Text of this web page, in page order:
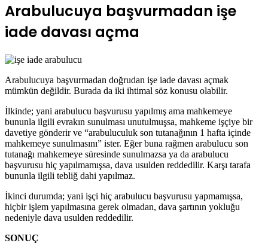
Arabulucuya başvurmadan işe
iade davası açma
Arabulucuya başvurmadan doğrudan işe iade davası açmak
mümkün değildir. Burada da iki ihtimal söz konusu olabilir.
İlkinde; yani arabulucu başvurusu yapılmış ama mahkemeye
bununla ilgili evrakın sunulması unutulmuşsa, mahkeme işçiye bir
davetiye gönderir ve “arabuluculuk son tutanağının 1 hafta içinde
mahkemeye sunulmasını” ister. Eğer buna rağmen arabulucu son
tutanağı mahkemeye süresinde sunulmazsa ya da arabulucu
başvurusu hiç yapılmamışsa, dava usulden reddedilir. Karşı tarafa
bununla ilgili tebliğ dahi yapılmaz.
İkinci durumda; yani işçi hiç arabulucu başvurusu yapmamışsa,
hiçbir işlem yapılmasına gerek olmadan, dava şartının yokluğu
nedeniyle dava usulden reddedilir.
SONUÇ